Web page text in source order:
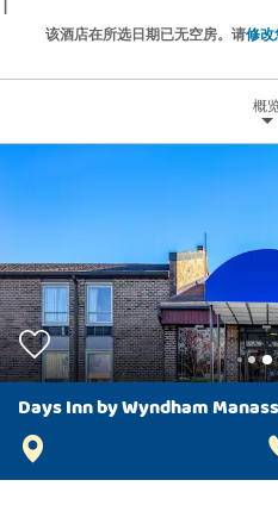
该酒店在所选日期已无空房。请修改
概
Days Inn by Wyndham